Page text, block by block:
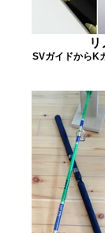
SVガイドからK